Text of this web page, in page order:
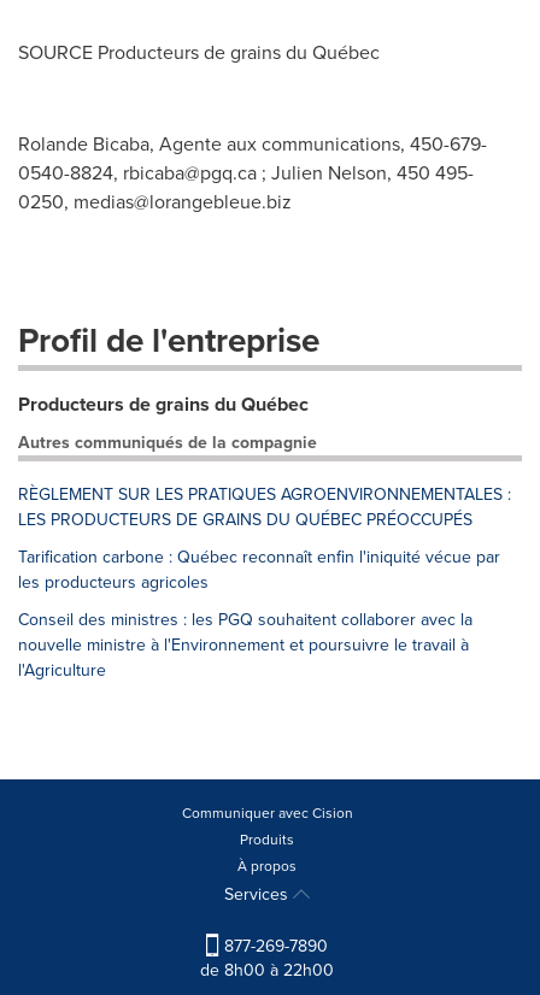
SOURCE Producteurs de grains du Québec
Rolande Bicaba, Agente aux communications, 450-679-
0540-8824, rbicaba@pgq.ca ; Julien Nelson, 450 495-
0250, medias@lorangebleue.biz
Profil de l'entreprise
Producteurs de grains du Québec
Autres communiqués de la compagnie
RÈGLEMENT SUR LES PRATIQUES AGROENVIRONNEMENTALES :
LES PRODUCTEURS DE GRAINS DU QUÉBEC PRÉOCCUPÉS
Tarification carbone : Québec reconnaît enfin l'iniquité vécue par
les producteurs agricoles
Conseil des ministres : les PGQ souhaitent collaborer avec la
nouvelle ministre à l'Environnement et poursuivre le travail à
l'Agriculture
Communiquer avec Cision
Produits
À propos
Services
877-269-7890
de 8h00 à 22h00